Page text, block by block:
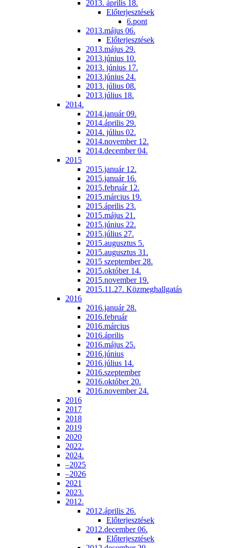
2013. április 18.
Előterjesztések
6.pont
2013.május 06.
Előterjesztések
2013.május 29.
2013.június 10.
2013. június 17.
2013.június 24.
2013. július 08.
2013.július 18.
2014.
2014.január 09.
2014.április 29.
2014. július 02.
2014.november 12.
2014.december 04.
2015
2015.január 12.
2015.január 16.
2015.február 12.
2015.március 19.
2015.április 23.
2015.május 21.
2015.június 22.
2015.július 27.
2015.augusztus 5.
2015.augusztus 31.
2015 szeptember 28.
2015.október 14.
2015.november 19.
2015.11.27. Közmeghallgatás
2016
2016.január 28.
2016.február
2016.március
2016.április
2016.május 25.
2016.június
2016.július 14.
2016.szeptember
2016.október 20.
2016.november 24.
2016
2017
2018
2019
2020
2022.
2024.
–2025
–2026
2021
2023.
2012.
2012.április 26.
Előterjesztések
2012.december 06.
Előterjesztések